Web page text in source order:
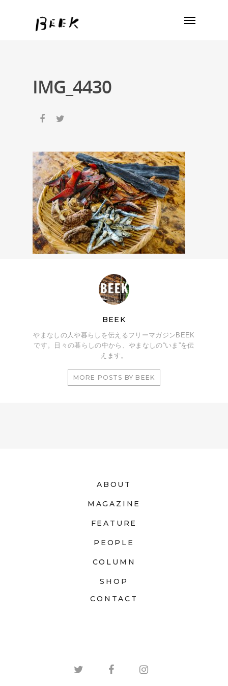
IMG_4430
BEEK
やまなしの人や暮らしを伝えるフリーマガジンBEEK
です。日々の暮らしの中から、やまなしの“いま”を伝
えます。
MORE POSTS BY BEEK
ABOUT
MAGAZINE
FEATURE
PEOPLE
COLUMN
SHOP
CONTACT